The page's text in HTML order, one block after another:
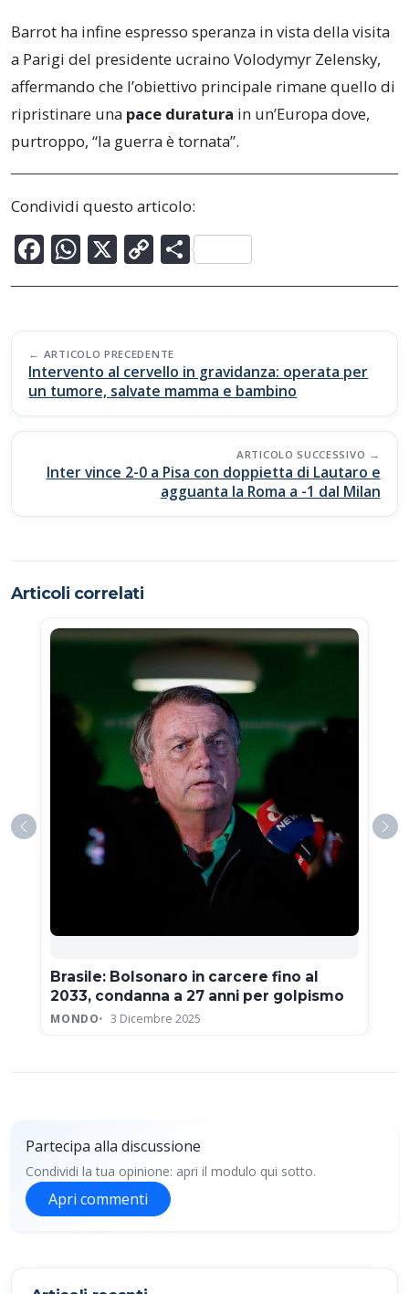
Barrot ha infine espresso speranza in vista della visita
a Parigi del presidente ucraino Volodymyr Zelensky,
affermando che l’obiettivo principale rimane quello di
ripristinare una pace duratura in un’Europa dove,
purtroppo, “la guerra è tornata”.
Condividi questo articolo:
F
ac
b
o
o
k
W
h
s
A
p
p
X C
o
y
Li
n
k
C
o
di
vi
di
Post
navigation
ARTICOLO PRECEDENTE
Intervento al cervello in gravidanza: operata per
un tumore, salvate mamma e bambino
ARTICOLO SUCCESSIVO
Inter vince 2-0 a Pisa con doppietta di Lautaro e
agguanta la Roma a -1 dal Milan
Articoli correlati
Brasile: Bolsonaro in carcere fino al
2033, condanna a 27 anni per golpismo
MONDO 3 Dicembre 2025
Partecipa alla discussione
Condividi la tua opinione: apri il modulo qui sotto.
Apri commenti